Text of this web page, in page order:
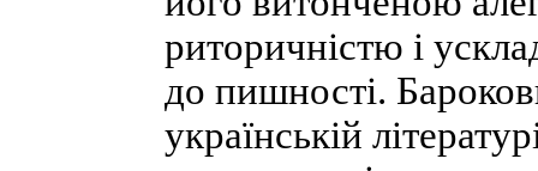
риторичністю і
до пишності.
українській